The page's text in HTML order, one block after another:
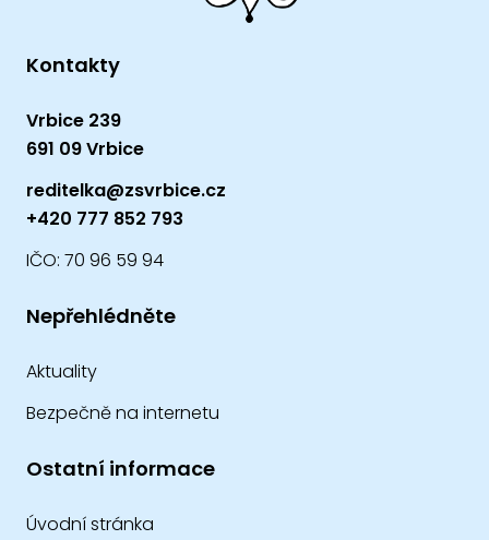
Kontakty
Vrbice 239
691 09 Vrbice
reditelka@zsvrbice.cz
+420 777 852 793
IČO: 70 96 59 94
Nepřehlédněte
Aktuality
Bezpečně na internetu
Ostatní informace
Úvodní stránka